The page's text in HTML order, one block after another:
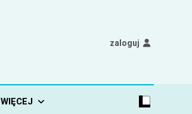
zaloguj
WIĘCEJ